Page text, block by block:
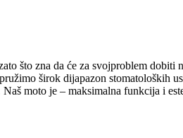
što zna da će za svojproblem
širok dijapazon stomatoloških
moto je – maksimalna funkcija i